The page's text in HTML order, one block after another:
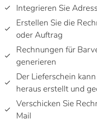
Integrieren Sie
Erstellen Sie die
oder Auftrag
Rechnungen für
generieren
Der Lieferschein
heraus erstellt und
Verschicken Sie
Mail